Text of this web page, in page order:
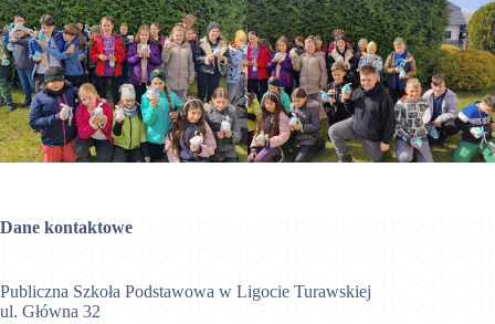
Dane kontaktowe
Publiczna Szkoła Podstawowa w Ligocie Turawskiej
ul. Główna 32